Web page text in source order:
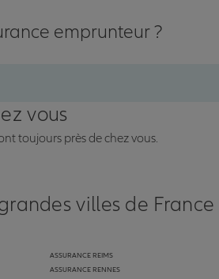
emprunteur ?
vous
toujours près de chez vous.
villes de France
ASSURANCE REIMS
ASSURANCE RENNES